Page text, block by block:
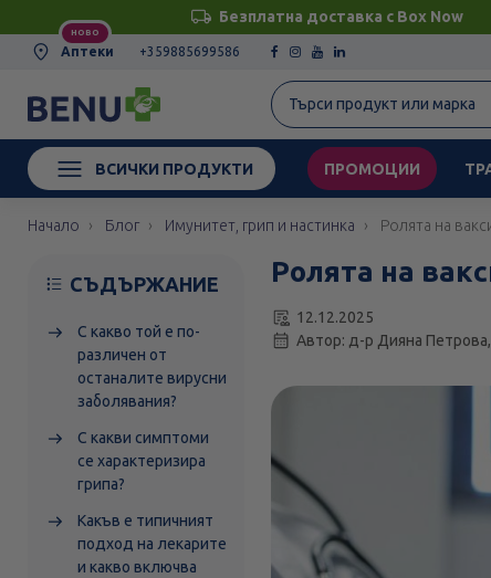
Безплатна доставка с Box Now
НОВО
Аптеки +359885699586
ВСИЧКИ ПРОДУКТИ ПРОМОЦИИ
Начало Блог Имунитет, грип и настинка Ролята на
СЪДЪРЖАНИЕ
С какво той е по-
различен от
останалите вирусни
заболявания?
С какви симптоми
се характеризира
грипа?
Какъв е типичният
подход на лекарите
и какво включва
Ролята на
12.12.2025
Автор: д-р Дияна